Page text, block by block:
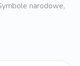
narodowe,